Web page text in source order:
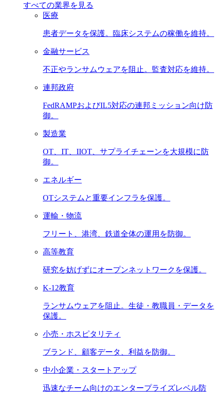
すべての業界を見る
医療
患者データを保護。臨床システムの稼働を維持。
金融サービス
不正やランサムウェアを阻止。監査対応を維持。
連邦政府
FedRAMPおよびIL5対応の連邦ミッション向け防
御。
製造業
OT、IT、IIOT、サプライチェーンを大規模に防
御。
エネルギー
OTシステムと重要インフラを保護。
運輸・物流
フリート、港湾、鉄道全体の運用を防御。
高等教育
研究を妨げずにオープンネットワークを保護。
K-12教育
ランサムウェアを阻止。生徒・教職員・データを
保護。
小売・ホスピタリティ
ブランド、顧客データ、利益を防御。
中小企業・スタートアップ
迅速なチーム向けのエンタープライズレベル防